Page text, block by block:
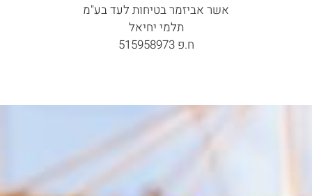
אשר אביזמר בטיחות לעד בע"מ
תלמי יחיאל
ח.פ 515958973